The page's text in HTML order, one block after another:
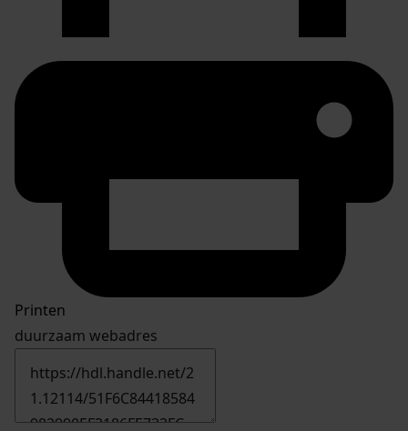
Printen
duurzaam webadres